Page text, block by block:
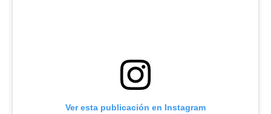
Ver esta publicación en Instagram